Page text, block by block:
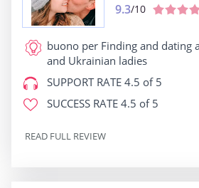
9.3/10
buono per Finding and dating
and Ukrainian ladies
SUPPORT RATE 4.5 of 5
SUCCESS RATE 4.5 of 5
READ FULL REVIEW